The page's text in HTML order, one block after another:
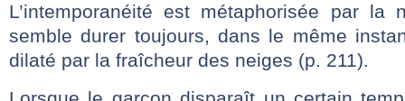
L’intemporanéité est métaphorisée par
semble durer toujours, dans le même
dilaté par la fraîcheur des neiges (p. 211).